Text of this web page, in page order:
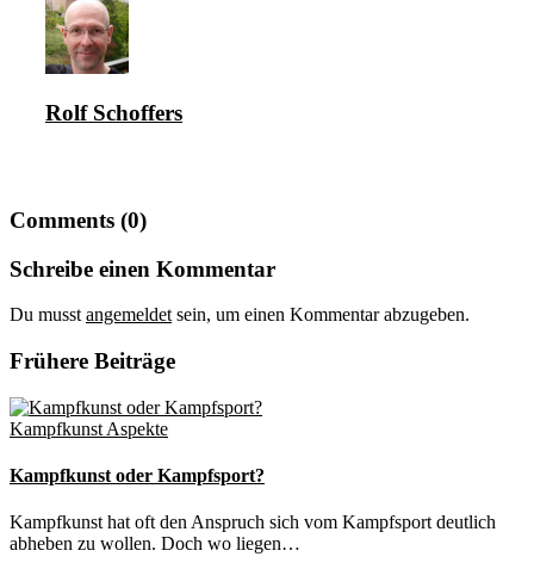
Rolf Schoffers
Comments (0)
Schreibe einen Kommentar
Du musst angemeldet sein, um einen Kommentar abzugeben.
Frühere Beiträge
Kampfkunst Aspekte
Kampfkunst oder Kampfsport?
Kampfkunst hat oft den Anspruch sich vom Kampfsport deutlich
abheben zu wollen. Doch wo liegen…